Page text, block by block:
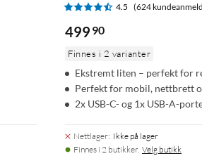
4.5 (624
499 90
Finnes i 2 varianter
Ekstremt liten – perfekt for
Perfekt for mobil, nettbrett
2x USB-C- og 1x USB-A-
Nettlager: Ikke på lager
Finnes i 2 butikker. Velg butikk